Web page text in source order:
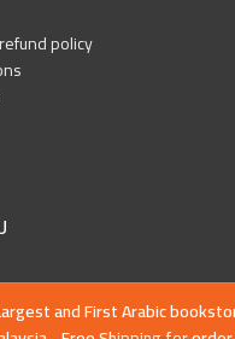
and First Arabic
policy